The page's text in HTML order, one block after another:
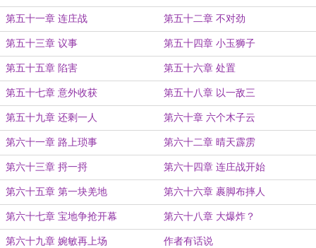
第五十一章 连庄战 第五十二章 不对劲
第五十三章 议事 第五十四章 小玉狮子
第五十五章 陷害 第五十六章 处置
第五十七章 意外收获 第五十八章 以一敌三
第五十九章 还剩一人 第六十章 六个木子云
第六十一章 路上琐事 第六十二章 晴天霹雳
第六十三章 捋一捋 第六十四章 连庄战开始
第六十五章 第一块羌地 第六十六章 裹脚布摔人
第六十七章 宝地争抢开幕 第六十八章 大爆炸？
第六十九章 婉敏再上场 作者有话说